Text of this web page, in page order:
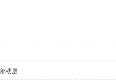
楼层